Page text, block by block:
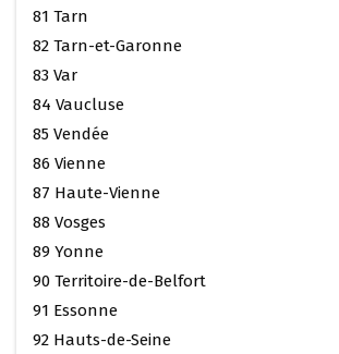
81 Tarn
82 Tarn-et-Garonne
83 Var
84 Vaucluse
85 Vendée
86 Vienne
87 Haute-Vienne
88 Vosges
89 Yonne
90 Territoire-de-Belfort
91 Essonne
92 Hauts-de-Seine